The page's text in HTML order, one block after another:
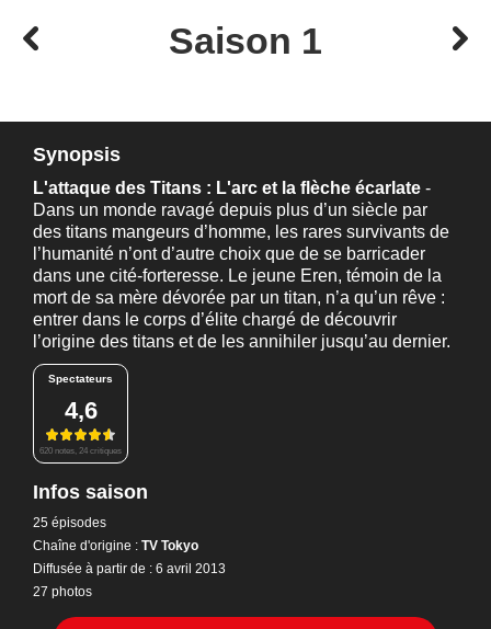
Saison 1
Synopsis
L'attaque des Titans : L'arc et la flèche écarlate -
Dans un monde ravagé depuis plus d’un siècle par
des titans mangeurs d’homme, les rares survivants de
l’humanité n’ont d’autre choix que de se barricader
dans une cité-forteresse. Le jeune Eren, témoin de la
mort de sa mère dévorée par un titan, n’a qu’un rêve :
entrer dans le corps d’élite chargé de découvrir
l’origine des titans et de les annihiler jusqu’au dernier.
Spectateurs
4,6
620 notes, 24 critiques
Infos saison
25 épisodes
Chaîne d'origine : TV Tokyo
Diffusée à partir de : 6 avril 2013
27 photos